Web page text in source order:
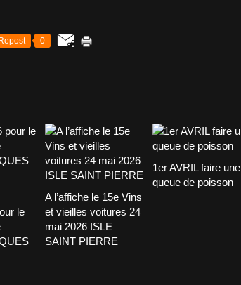
0
le
A l’affiche le 15e Vins
et vieilles voitures 24
mai 2026 ISLE
SAINT PIERRE
1er AVRIL faire une
queue de poisson